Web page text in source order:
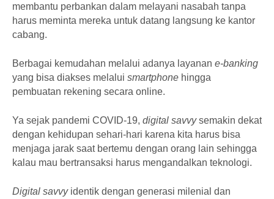
membantu perbankan dalam melayani nasabah tanpa
harus meminta mereka untuk datang langsung ke kantor
cabang.
Berbagai kemudahan melalui adanya layanan e-banking
yang bisa diakses melalui smartphone hingga
pembuatan rekening secara online.
Ya sejak pandemi COVID-19, digital savvysemakin dekat
dengan kehidupan sehari-hari karena kita harus bisa
menjaga jarak saat bertemu dengan orang lain sehingga
kalau mau bertransaksi harus mengandalkan teknologi.
Digital savvyidentik dengan generasi milenial dan